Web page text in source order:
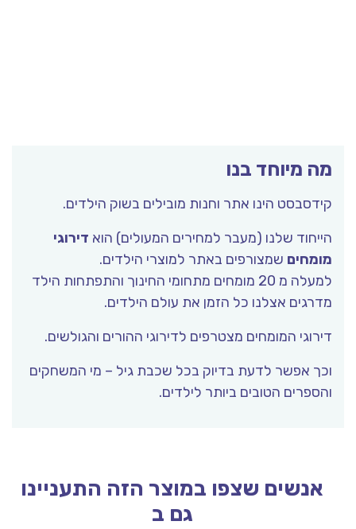
מה מיוחד בנו
קידסבסט הינו אתר וחנות מובילים בשוק הילדים.
הייחוד שלנו (מעבר למחירים המעולים) הוא דירוגי
מומחים שמצורפים באתר למוצרי הילדים.
למעלה מ 20 מומחים מתחומי החינוך והתפתחות הילד
מדרגים אצלנו כל הזמן את עולם הילדים.
דירוגי המומחים מצטרפים לדירוגי ההורים והגולשים.
וכך אפשר לדעת בדיוק בכל שכבת גיל – מי המשחקים
והספרים הטובים ביותר לילדים.
אנשים שצפו במוצר הזה התעניינו
גם ב